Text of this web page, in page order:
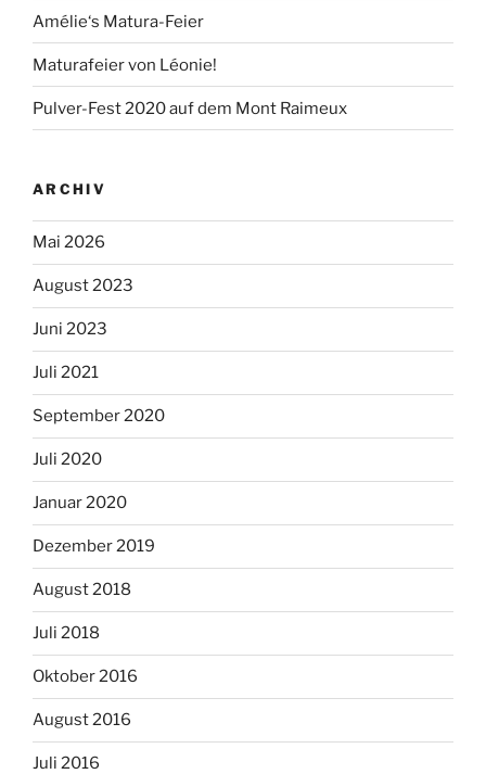
Amélie‘s Matura-Feier
Maturafeier von Léonie!
Pulver-Fest 2020 auf dem Mont Raimeux
ARCHIV
Mai 2026
August 2023
Juni 2023
Juli 2021
September 2020
Juli 2020
Januar 2020
Dezember 2019
August 2018
Juli 2018
Oktober 2016
August 2016
Juli 2016